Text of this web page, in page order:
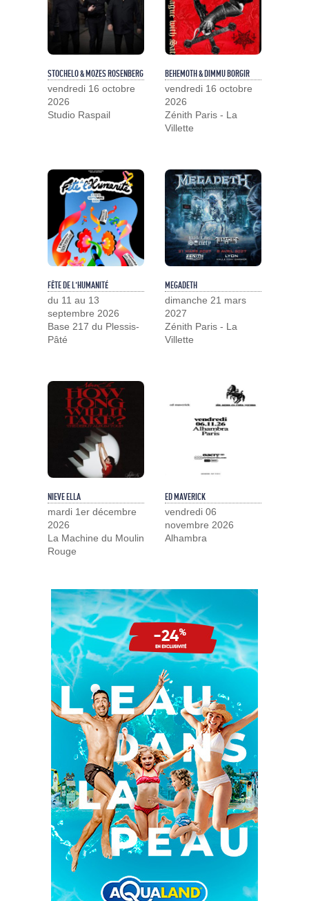
STOCHELO & MOZES ROSENBERG
vendredi 16 octobre
2026
Studio Raspail
BEHEMOTH & DIMMU BORGIR
vendredi 16 octobre
2026
Zénith Paris - La
Villette
FÊTE DE L'HUMANITÉ
du 11 au 13
septembre 2026
Base 217 du Plessis-
Pâté
MEGADETH
dimanche 21 mars
2027
Zénith Paris - La
Villette
NIEVE ELLA
mardi 1er décembre
2026
La Machine du Moulin
Rouge
ED MAVERICK
vendredi 06
novembre 2026
Alhambra